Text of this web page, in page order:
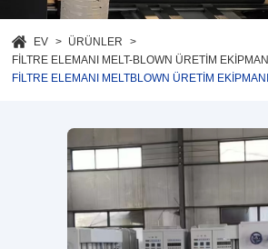
EV
ÜRÜNLER
FILTRE ELEMANI MELT-BLOWN ÜRETIM EKIPMANI
FILTRE ELEMANI MELTBLOWN ÜRETIM EKIPMANI